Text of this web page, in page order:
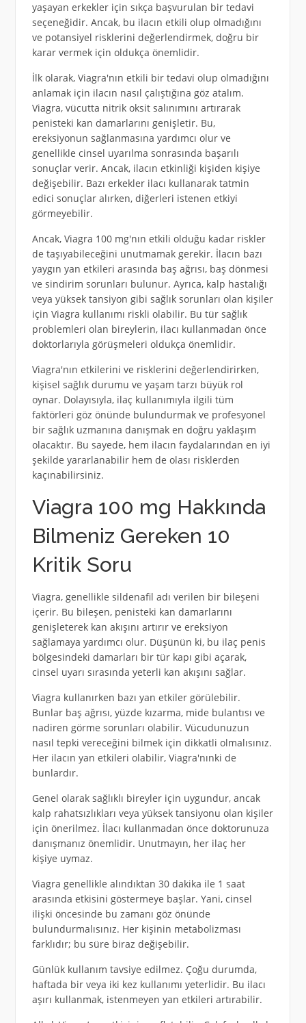
yaşayan erkekler için sıkça başvurulan bir tedavi
seçeneğidir. Ancak, bu ilacın etkili olup olmadığını
ve potansiyel risklerini değerlendirmek, doğru bir
karar vermek için oldukça önemlidir.
İlk olarak, Viagra'nın etkili bir tedavi olup olmadığını
anlamak için ilacın nasıl çalıştığına göz atalım.
Viagra, vücutta nitrik oksit salınımını artırarak
penisteki kan damarlarını genişletir. Bu,
ereksiyonun sağlanmasına yardımcı olur ve
genellikle cinsel uyarılma sonrasında başarılı
sonuçlar verir. Ancak, ilacın etkinliği kişiden kişiye
değişebilir. Bazı erkekler ilacı kullanarak tatmin
edici sonuçlar alırken, diğerleri istenen etkiyi
görmeyebilir.
Ancak, Viagra 100 mg'nın etkili olduğu kadar riskler
de taşıyabileceğini unutmamak gerekir. İlacın bazı
yaygın yan etkileri arasında baş ağrısı, baş dönmesi
ve sindirim sorunları bulunur. Ayrıca, kalp hastalığı
veya yüksek tansiyon gibi sağlık sorunları olan kişiler
için Viagra kullanımı riskli olabilir. Bu tür sağlık
problemleri olan bireylerin, ilacı kullanmadan önce
doktorlarıyla görüşmeleri oldukça önemlidir.
Viagra'nın etkilerini ve risklerini değerlendirirken,
kişisel sağlık durumu ve yaşam tarzı büyük rol
oynar. Dolayısıyla, ilaç kullanımıyla ilgili tüm
faktörleri göz önünde bulundurmak ve profesyonel
bir sağlık uzmanına danışmak en doğru yaklaşım
olacaktır. Bu sayede, hem ilacın faydalarından en iyi
şekilde yararlanabilir hem de olası risklerden
kaçınabilirsiniz.
Viagra 100 mg Hakkında
Bilmeniz Gereken 10
Kritik Soru
Viagra, genellikle sildenafil adı verilen bir bileşeni
içerir. Bu bileşen, penisteki kan damarlarını
genişleterek kan akışını artırır ve ereksiyon
sağlamaya yardımcı olur. Düşünün ki, bu ilaç penis
bölgesindeki damarları bir tür kapı gibi açarak,
cinsel uyarı sırasında yeterli kan akışını sağlar.
Viagra kullanırken bazı yan etkiler görülebilir.
Bunlar baş ağrısı, yüzde kızarma, mide bulantısı ve
nadiren görme sorunları olabilir. Vücudunuzun
nasıl tepki vereceğini bilmek için dikkatli olmalısınız.
Her ilacın yan etkileri olabilir, Viagra'nınki de
bunlardır.
Genel olarak sağlıklı bireyler için uygundur, ancak
kalp rahatsızlıkları veya yüksek tansiyonu olan kişiler
için önerilmez. İlacı kullanmadan önce doktorunuza
danışmanız önemlidir. Unutmayın, her ilaç her
kişiye uymaz.
Viagra genellikle alındıktan 30 dakika ile 1 saat
arasında etkisini göstermeye başlar. Yani, cinsel
ilişki öncesinde bu zamanı göz önünde
bulundurmalısınız. Her kişinin metabolizması
farklıdır; bu süre biraz değişebilir.
Günlük kullanım tavsiye edilmez. Çoğu durumda,
haftada bir veya iki kez kullanımı yeterlidir. Bu ilacı
aşırı kullanmak, istenmeyen yan etkileri artırabilir.